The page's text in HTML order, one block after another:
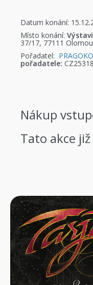
Datum konání:
Místo konání:
37/17, 77111
Pořadatel:
pořadatele:
Nákup
Tato akce